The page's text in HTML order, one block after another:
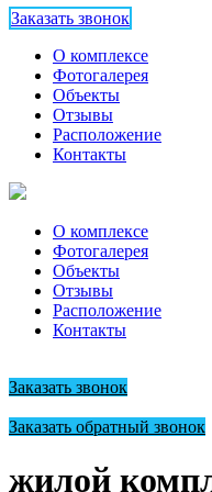
Заказать звонок
О комплексе
Фотогалерея
Объекты
Отзывы
Расположение
Контакты
О комплексе
Фотогалерея
Объекты
Отзывы
Расположение
Контакты
Заказать звонок
Заказать обратный звонок
жилой